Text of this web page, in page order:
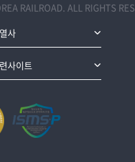
RAILROAD. ALL RIGHTS
사
사이트